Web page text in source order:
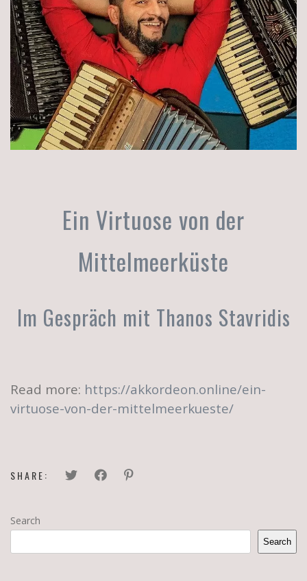
Ein Virtuose von der
Mittelmeerküste
Im Gespräch mit Thanos Stavridis
Read more: https://akkordeon.online/ein-
virtuose-von-der-mittelmeerkueste/
SHARE:
Search
Search